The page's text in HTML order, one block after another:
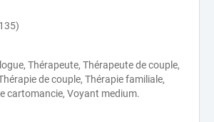
Thérapeute, Thérapeute de couple,
de couple, Thérapie familiale,
cartomancie, Voyant medium.